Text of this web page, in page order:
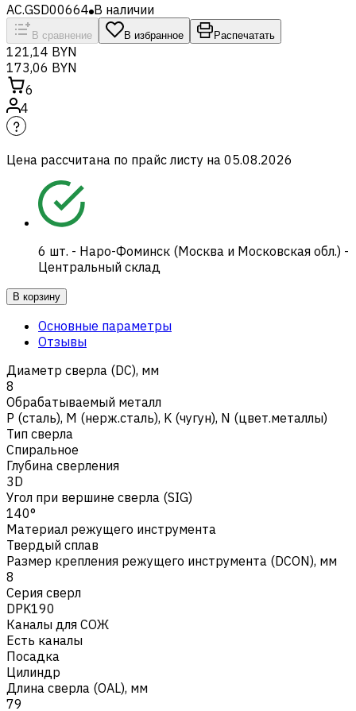
AC.GSD00664 В наличии
В сравнение В избранное Распечатать
121,14 BYN
173,06 BYN
6
4
Цена рассчитана по прайс листу на 05.08.2026
6 шт. - Наро-Фоминск (Москва и Московская обл.) -
Центральный склад
В корзину
Основные параметры
Отзывы
Диаметр сверла (DC), мм
8
Обрабатываемый металл
Р (сталь), M (нерж.сталь), K (чугун), N (цвет.металлы)
Тип сверла
Спиральное
Глубина сверления
3D
Угол при вершине сверла (SIG)
140°
Материал режущего инструмента
Твердый сплав
Размер крепления режущего инструмента (DCON), мм
8
Серия сверл
DPK190
Каналы для СОЖ
Есть каналы
Посадка
Цилиндр
Длина сверла (OAL), мм
79